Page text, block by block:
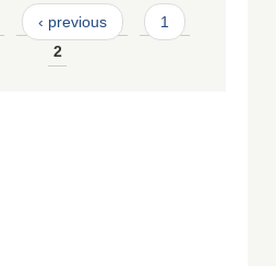
‹ previous
1
2